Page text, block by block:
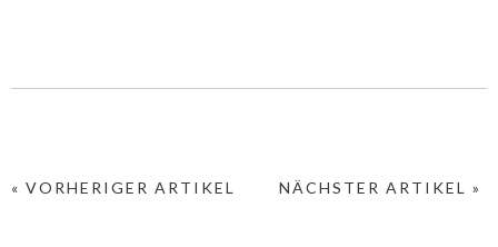
NÄCHSTER ARTIKEL »
« VORHERIGER ARTIKEL